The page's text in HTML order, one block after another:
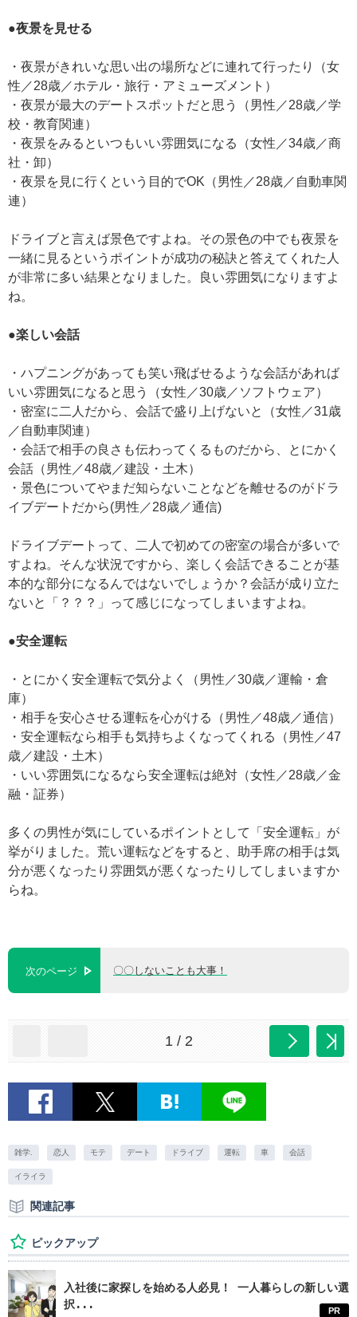
●夜景を見せる
・夜景がきれいな思い出の場所などに連れて行ったり（女
性／28歳／ホテル・旅行・アミューズメント）
・夜景が最大のデートスポットだと思う（男性／28歳／学
校・教育関連）
・夜景をみるといつもいい雰囲気になる（女性／34歳／商
社・卸）
・夜景を見に行くという目的でOK（男性／28歳／自動車関
連）
ドライブと言えば景色ですよね。その景色の中でも夜景を
一緒に見るというポイントが成功の秘訣と答えてくれた人
が非常に多い結果となりました。良い雰囲気になりますよ
ね。
●楽しい会話
・ハプニングがあっても笑い飛ばせるような会話があれば
いい雰囲気になると思う（女性／30歳／ソフトウェア）
・密室に二人だから、会話で盛り上げないと（女性／31歳
／自動車関連）
・会話で相手の良さも伝わってくるものだから、とにかく
会話（男性／48歳／建設・土木）
・景色についてやまだ知らないことなどを離せるのがドラ
イブデートだから(男性／28歳／通信)
ドライブデートって、二人で初めての密室の場合が多いで
すよね。そんな状況ですから、楽しく会話できることが基
本的な部分になるんではないでしょうか？会話が成り立た
ないと「？？？」って感じになってしまいますよね。
●安全運転
・とにかく安全運転で気分よく（男性／30歳／運輸・倉
庫）
・相手を安心させる運転を心がける（男性／48歳／通信）
・安全運転なら相手も気持ちよくなってくれる（男性／47
歳／建設・土木）
・いい雰囲気になるなら安全運転は絶対（女性／28歳／金
融・証券）
多くの男性が気にしているポイントとして「安全運転」が
挙がりました。荒い運転などをすると、助手席の相手は気
分が悪くなったり雰囲気が悪くなったりしてしまいますか
らね。
次のページ 〇〇しないことも大事！
1 / 2
雑学. 恋人 モテ デート ドライブ 運転 車 会話
イライラ
関連記事
ピックアップ
入社後に家探しを始める人必見！ 一人暮らしの新しい選
択...
PR